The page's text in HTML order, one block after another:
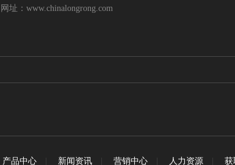
网址：www.chinalongrong.com
产品中心 新闻资讯 营销中心 人力资源 获